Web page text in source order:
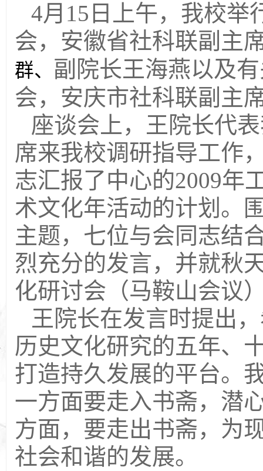
4月 15 日上午，我校举
会，安徽省社科联副主
群、 副院长王海燕以及
会，安庆市社科联副主
座谈会上，王院长代
席来我校调研指导工作
志汇报了中心的2009年
术文化年活动的计划。
主题，七位与会同志结
烈充分的发言，并就秋
化研讨会（马鞍山会议
王院长在发言时提出
历史文化研究的五年、
打造持久发展的平台。
一方面要走入书斋，潜
方面，要走出书斋，为
社会和谐的发展。